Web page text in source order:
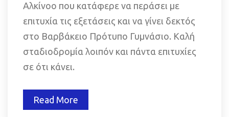
Αλκίνοο που κατάφερε να περάσει με
επιτυχία τις εξετάσεις και να γίνει δεκτός
στο Βαρβάκειο Πρότυπο Γυμνάσιο. Καλή
σταδιοδρομία λοιπόν και πάντα επιτυχίες
σε ότι κάνει.
Read More